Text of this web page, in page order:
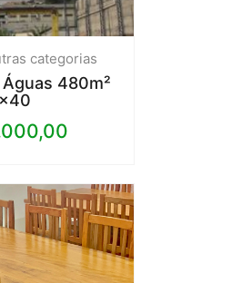
categorias
480m²